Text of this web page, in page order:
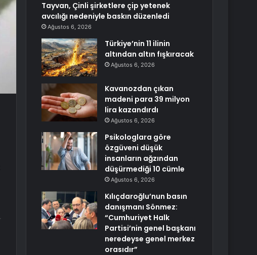
Tayvan, Çinli şirketlere çip yetenek
avcılığı nedeniyle baskın düzenledi
Ağustos 6, 2026
Türkiye’nin 11 ilinin
altından altın fışkıracak
Ağustos 6, 2026
Kavanozdan çıkan
madeni para 39 milyon
lira kazandırdı
Ağustos 6, 2026
Psikologlara göre
özgüveni düşük
insanların ağzından
düşürmediği 10 cümle
Ağustos 6, 2026
Kılıçdaroğlu’nun basın
danışmanı Sönmez:
“Cumhuriyet Halk
Partisi’nin genel başkanı
neredeyse genel merkez
orasıdır”